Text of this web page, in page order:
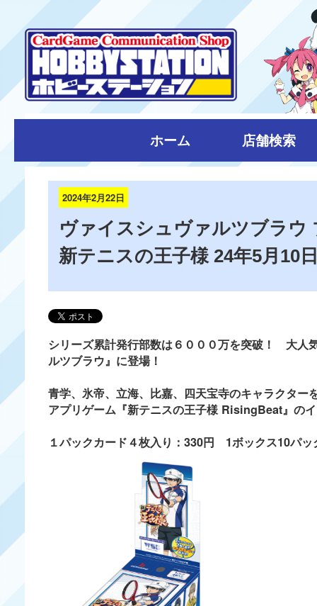
ホーム 店舗検索
2024年2月22日
ヴァイスシュヴァルツブラウ
新テニスの王子様 24年5月10
シリーズ累計発行部数は６０００万を突破！ 大人
ルツブラウ』に登場！
青学、氷帝、立海、比嘉、四天宝寺のキャラクター
アプリゲーム『新テニスの王子様 RisingBeat』の
１パックカード４枚入り：330円 1ボックス10パッ